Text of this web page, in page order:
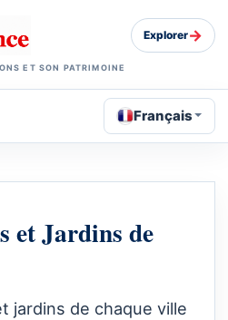
ET SON PATRIMOINE
Explorer→
Français
et Jardins de
jardins de chaque ville